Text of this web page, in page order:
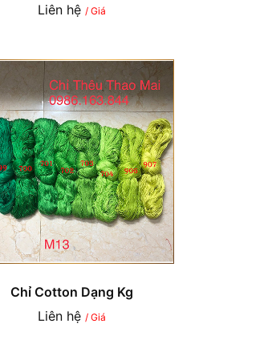
Liên hệ / Giá
Chỉ Cotton Dạng Kg
Liên hệ / Giá